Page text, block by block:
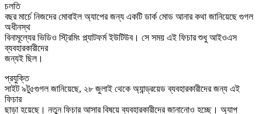
চলতি
বছর মার্চে নিজদের মোবাইল অ্যাপের জন্য একটি ডার্ক মোড আনার কথা জানিয়েছে গুগল
অধীনস্থ
বিনামূল্যের ভিডিও স্ট্রিমিং প্ল্যাটফর্ম ইউটিউব। সে সময় এই ফিচার শুধু আইওএস
ব্যবহারকারীদের
জন্যই ছিল।
প্রযুক্তি
সাইট ৯টু৫গুগল জানিয়েছে, ২৮ জুলাই থেকে অ্যান্ড্রয়েড ব্যবহারকারীদের জন্য এই
ফিচার
ছাড়া হয়েছে। নতুন ফিচার আসার বিষয়ে ব্যবহারকারীদের জানানোও হচ্ছে। অ্যাপ